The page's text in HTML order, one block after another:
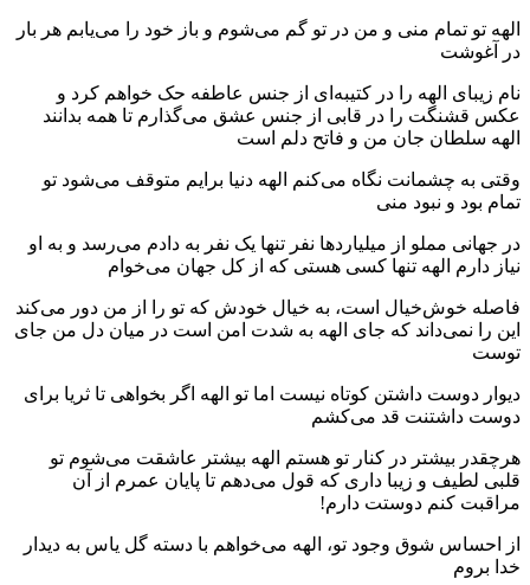
الهه تو تمام منی و من در تو گم می‌شوم و باز خود را می‌یابم هر بار
در آغوشت
نام زیبای الهه را در کتیبه‌ای از جنس عاطفه حک خواهم کرد و
عکس قشنگت را در قابی از جنس عشق می‌گذارم تا همه بدانند
الهه سلطان جان من و فاتح دلم است
وقتی به چشمانت نگاه می‌کنم الهه دنیا برایم متوقف می‌شود تو
تمام بود و نبود منی
در جهانی مملو از میلیاردها نفر تنها یک نفر به دادم می‌رسد و به او
نیاز دارم الهه تنها کسی هستی که از کل جهان می‌خوام
فاصله خوش‌خیال است، به خیال خودش که تو را از من دور می‌کند
این را نمی‌داند که جای الهه به شدت امن است در میان دل من جای
توست
دیوار دوست داشتن کوتاه نیست اما تو الهه اگر بخواهی تا ثریا برای
دوست داشتنت قد می‌کشم
هرچقدر بیشتر در کنار تو هستم الهه بیشتر عاشقت می‌شوم تو
قلبی لطیف و زیبا داری که قول می‌دهم تا پایان عمرم از آن
مراقبت کنم دوستت دارم!
از احساس شوق وجود تو، الهه می‌خواهم با دسته گل یاس به دیدار
خدا بروم